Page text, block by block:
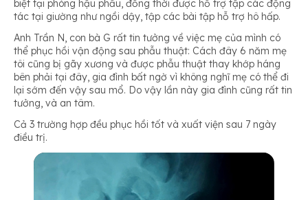
biệt tại phòng hậu phẫu, đồng thời được hỗ trợ tập các động
tác tại giường như ngồi dậy, tập các bài tập hỗ trợ hô hấp.
Anh Trần N, con bà G rất tin tưởng về việc mẹ của mình có
thể phục hồi vận động sau phẫu thuật: Cách đây 6 năm mẹ
tôi cũng bị gãy xương và được phẫu thuật thay khớp háng
bên phải tại đây, gia đình bất ngờ vì không nghĩ mẹ có thể đi
lại sớm đến vậy sau mổ. Do vậy lần này gia đình cũng rất tin
tưởng, và an tâm.
Cả 3 trường hợp đều phục hồi tốt và xuất viện sau 7 ngày
điều trị.